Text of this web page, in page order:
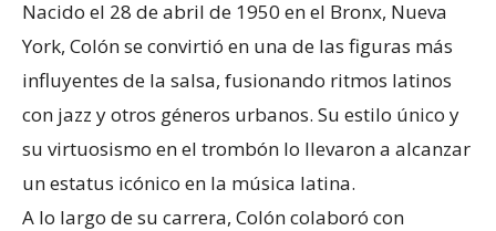
Nacido el 28 de abril de 1950 en el Bronx, Nueva
York, Colón se convirtió en una de las figuras más
influyentes de la salsa, fusionando ritmos latinos
con jazz y otros géneros urbanos. Su estilo único y
su virtuosismo en el trombón lo llevaron a alcanzar
un estatus icónico en la música latina.
A lo largo de su carrera, Colón colaboró con